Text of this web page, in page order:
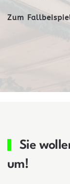
Zum
Sie
um!